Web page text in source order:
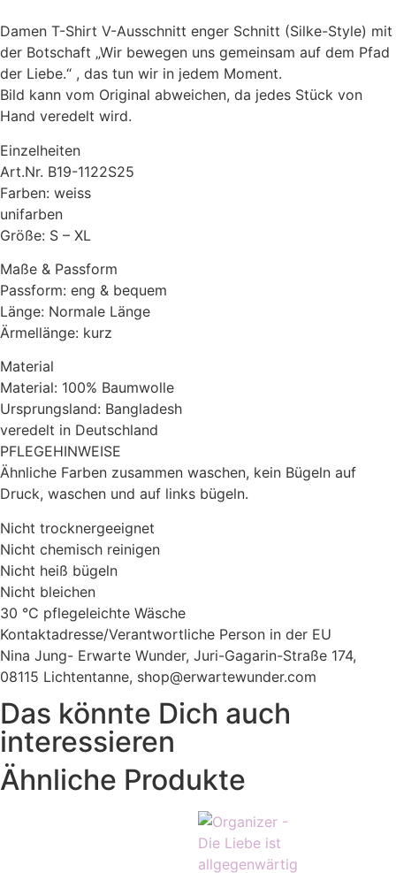
Damen T-Shirt V-Ausschnitt enger Schnitt (Silke-Style) mit
der Botschaft „Wir bewegen uns gemeinsam auf dem Pfad
der Liebe.“ , das tun wir in jedem Moment.
Bild kann vom Original abweichen, da jedes Stück von
Hand veredelt wird.
Einzelheiten
Art.Nr. B19-1122S25
Farben: weiss
unifarben
Größe: S – XL
Maße & Passform
Passform: eng & bequem
Länge: Normale Länge
Ärmellänge: kurz
Material
Material: 100% Baumwolle
Ursprungsland: Bangladesh
veredelt in Deutschland
PFLEGEHINWEISE
Ähnliche Farben zusammen waschen, kein Bügeln auf
Druck, waschen und auf links bügeln.
Nicht trocknergeeignet
Nicht chemisch reinigen
Nicht heiß bügeln
Nicht bleichen
30 °C pflegeleichte Wäsche
Kontaktadresse/Verantwortliche Person in der EU
Nina Jung- Erwarte Wunder, Juri-Gagarin-Straße 174,
08115 Lichtentanne, shop@erwartewunder.com
Das könnte Dich auch
interessieren
Ähnliche Produkte